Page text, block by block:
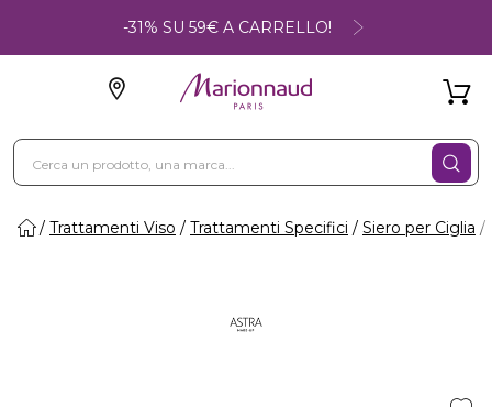
-31% SU 59€ A CARRELLO!
Trattamenti Viso Trattamenti Specifici Siero per Ciglia